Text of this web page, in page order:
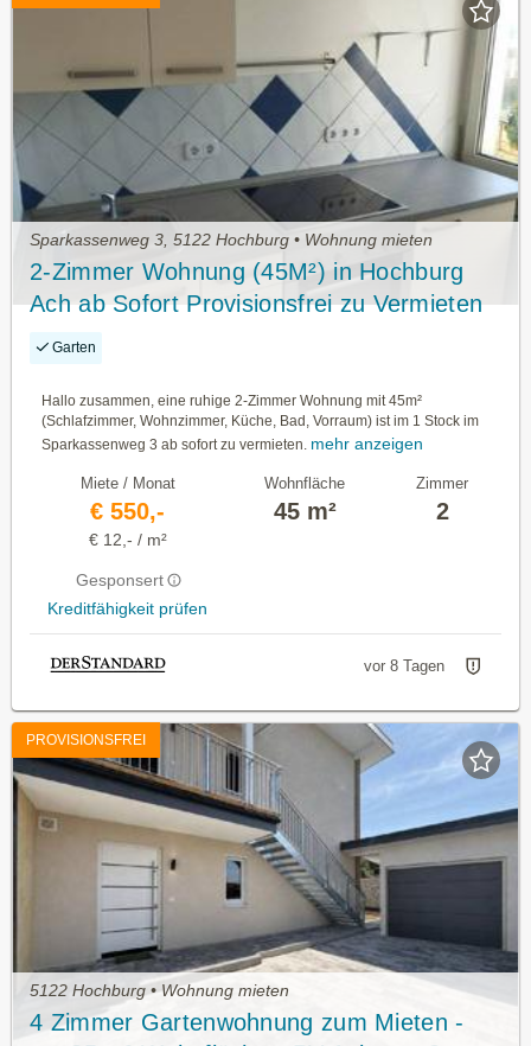
Sparkassenweg 3, 5122 Hochburg • Wohnung mieten
2-Zimmer Wohnung (45M²) in Hochburg
Ach ab Sofort Provisionsfrei zu Vermieten
Garten
Hallo zusammen, eine ruhige 2-Zimmer Wohnung mit 45m²
(Schlafzimmer, Wohnzimmer, Küche, Bad, Vorraum) ist im 1 Stock im
Sparkassenweg 3 ab sofort zu vermieten. mehr anzeigen
Miete / Monat
€ 550,-
€ 12,- / m²
Gesponsert
Kreditfähigkeit prüfen
Wohnfläche
45 m²
Zimmer
2
vor 8 Tagen
PROVISIONSFREI
5122 Hochburg • Wohnung mieten
4 Zimmer Gartenwohnung zum Mieten -